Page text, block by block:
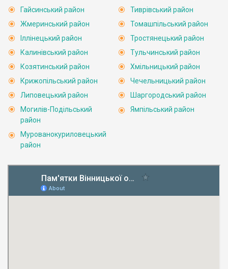
Гайсинський район
Жмеринський район
Іллінецький район
Калинівський район
Козятинський район
Крижопільський район
Липовецький район
Могилів-Подільський
район
Мурованокуриловецький
район
Тиврівський район
Томашпільський район
Тростянецький район
Тульчинський район
Хмільницький район
Чечельницький район
Шаргородський район
Ямпільський район